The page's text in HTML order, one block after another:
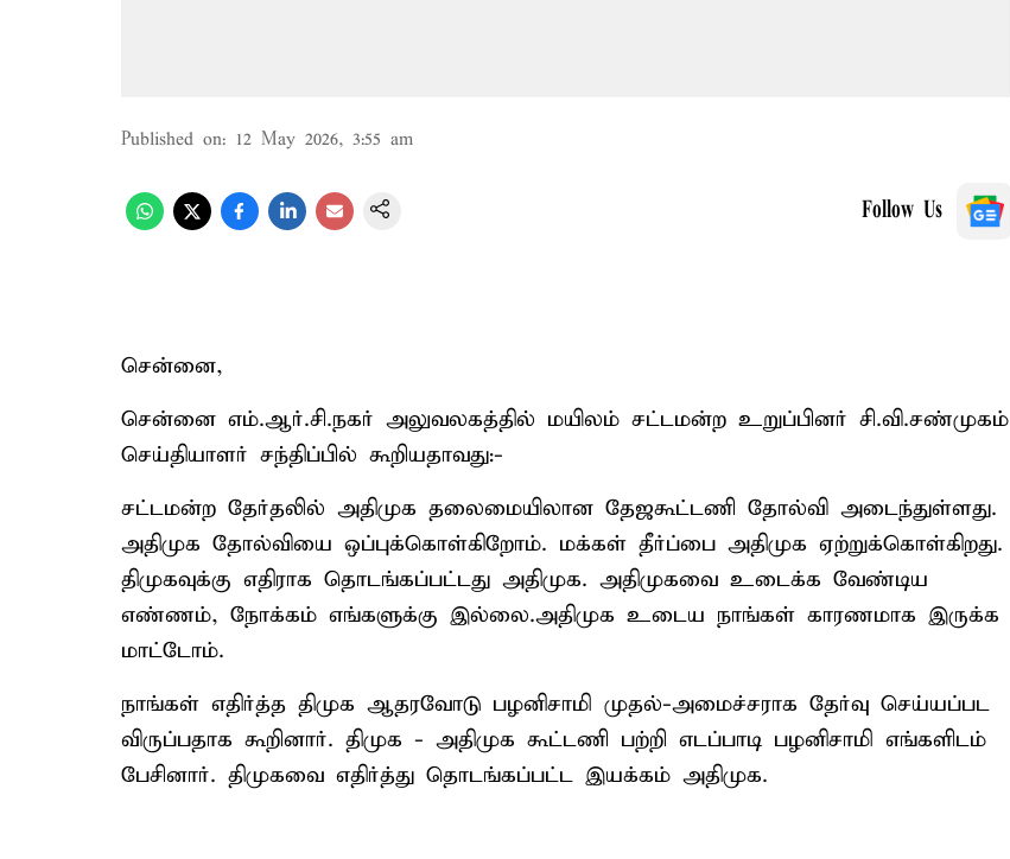
Published on: 12 May 2026, 3:55 am
Follow Us
சென்னை,
சென்னை எம்.ஆர்.சி.நகர் அலுவலகத்தில் மயிலம் சட்டமன்ற உறுப்பினர் சி.வி.சண்முகம்
செய்தியாளர் சந்திப்பில் கூறியதாவது:-
சட்டமன்ற தேர்தலில் அதிமுக தலைமையிலான தேஜகூட்டணி தோல்வி அடைந்துள்ளது.
அதிமுக தோல்வியை ஒப்புக்கொள்கிறோம். மக்கள் தீர்ப்பை அதிமுக ஏற்றுக்கொள்கிறது.
திமுகவுக்கு எதிராக தொடங்கப்பட்டது அதிமுக. அதிமுகவை உடைக்க வேண்டிய
எண்ணம், நோக்கம் எங்களுக்கு இல்லை.அதிமுக உடைய நாங்கள் காரணமாக இருக்க
மாட்டோம்.
நாங்கள் எதிர்த்த திமுக ஆதரவோடு பழனிசாமி முதல்-அமைச்சராக தேர்வு செய்யப்பட
விருப்பதாக கூறினார். திமுக - அதிமுக கூட்டணி பற்றி எடப்பாடி பழனிசாமி எங்களிடம்
பேசினார். திமுகவை எதிர்த்து தொடங்கப்பட்ட இயக்கம் அதிமுக.